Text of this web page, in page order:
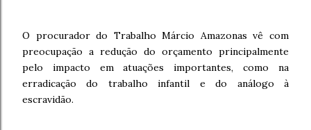
O procurador do Trabalho Márcio Amazonas vê com
preocupação a redução do orçamento principalmente
pelo impacto em atuações importantes, como na
erradicação do trabalho infantil e do análogo à
escravidão.